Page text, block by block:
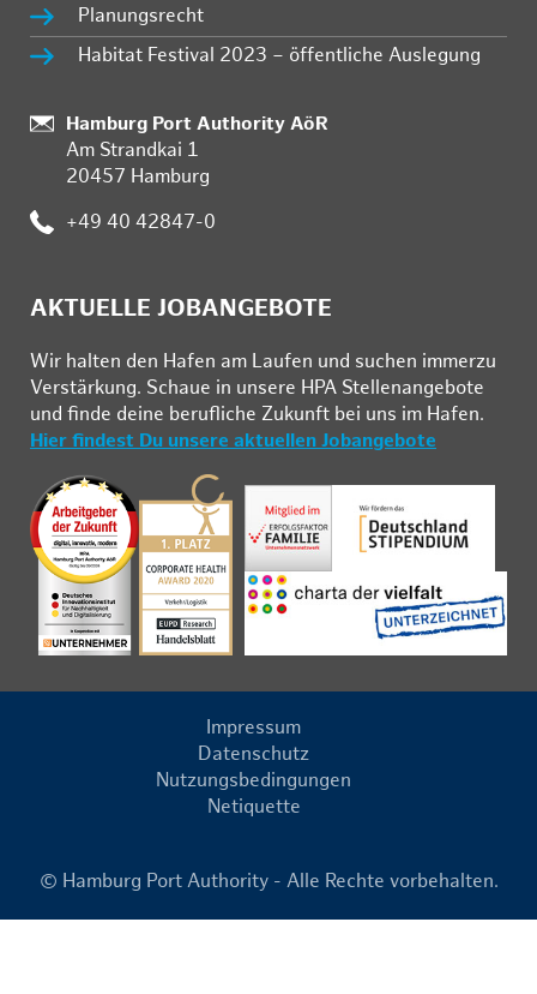
Planungsrecht
Habitat Festival 2023 – öffentliche Auslegung
:
Hamburg Port Authority AöR
Am Strandkai 1
20457 Hamburg
: +49 40 42847-0
AKTUELLE JOBANGEBOTE
Wir hal­ten den Ha­fen am Lau­fen und su­chen im­mer­zu
Ver­stär­kung. Schau­e in un­se­re HPA Stel­len­an­ge­bo­te
und fin­de deine be­ruf­li­che Zu­kunft bei uns im Ha­fen.
Hier findest Du unsere aktuellen Jobangebote
Impressum
Datenschutz
Nutzungsbedingungen
Netiquette
© Hamburg Port Authority - Alle Rechte vorbehalten.